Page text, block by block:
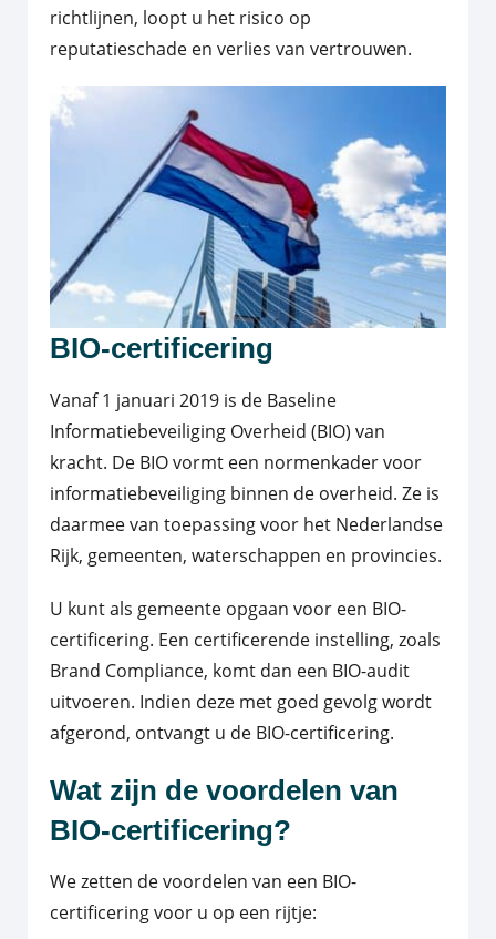
richtlijnen, loopt u het risico op
reputatieschade en verlies van vertrouwen.
BIO-certificering
Vanaf 1 januari 2019 is de Baseline
Informatiebeveiliging Overheid (BIO) van
kracht. De BIO vormt een normenkader voor
informatiebeveiliging binnen de overheid. Ze is
daarmee van toepassing voor het Nederlandse
Rijk, gemeenten, waterschappen en provincies.
U kunt als gemeente opgaan voor een BIO-
certificering. Een certificerende instelling, zoals
Brand Compliance, komt dan een BIO-audit
uitvoeren. Indien deze met goed gevolg wordt
afgerond, ontvangt u de BIO-certificering.
Wat zijn de voordelen van
BIO-certificering?
We zetten de voordelen van een BIO-
certificering voor u op een rijtje: